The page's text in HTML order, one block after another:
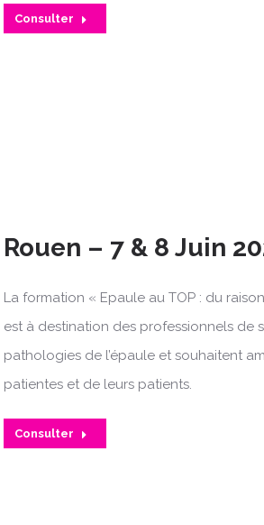
Consulter
Rouen – 7 & 8 Juin
La formation « Epaule au TOP : du
est à destination des professionnels de
pathologies de l’épaule et souhaitent
patientes et de leurs patients.
Consulter